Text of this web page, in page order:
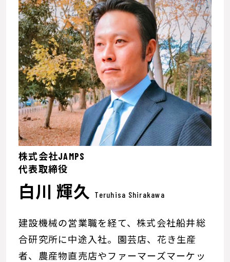
株式会社JAMPS
代表取締役
白川 輝久 Teruhisa Shirakawa
建設機械の営業職を経て、株式会社船井総
合研究所に中途入社。園芸店、花き生産
者、農産物直売店やファーマーズマーケッ